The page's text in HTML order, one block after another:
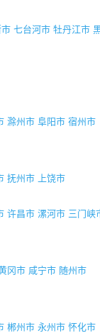
七台河市 牡丹江市
滁州市 阜阳市 宿州市
抚州市
上饶市
许昌市 漯河市 三门峡
冈市 咸宁市 随州市
郴州市 永州市 怀化市